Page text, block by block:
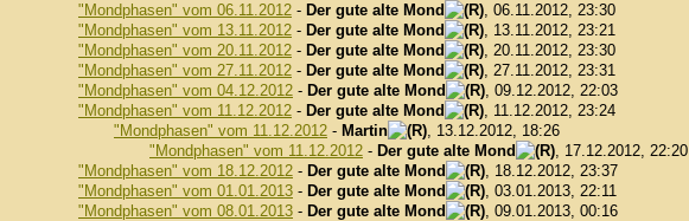
"Mondphasen" vom 06.11.2012 - Der gute alte Mond
, 06.11.2012, 23:30
"Mondphasen" vom 13.11.2012 - Der gute alte Mond
, 13.11.2012, 23:21
"Mondphasen" vom 20.11.2012 - Der gute alte Mond
, 20.11.2012, 23:30
"Mondphasen" vom 27.11.2012 - Der gute alte Mond
, 27.11.2012, 23:31
"Mondphasen" vom 04.12.2012 - Der gute alte Mond
, 09.12.2012, 22:03
"Mondphasen" vom 11.12.2012 - Der gute alte Mond
, 11.12.2012, 23:24
"Mondphasen" vom 11.12.2012 - Martin
, 13.12.2012, 18:26
"Mondphasen" vom 11.12.2012 - Der gute alte Mond
, 17.12.2012, 22:20
"Mondphasen" vom 18.12.2012 - Der gute alte Mond
, 18.12.2012, 23:37
"Mondphasen" vom 01.01.2013 - Der gute alte Mond
, 03.01.2013, 22:11
"Mondphasen" vom 08.01.2013 - Der gute alte Mond
, 09.01.2013, 00:16